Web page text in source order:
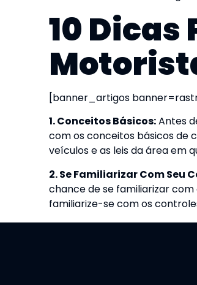
10 Dicas
[banner_artigos
1. Conceitos Básicos:Antes
com os conceitos básicos de
veículos e as leis da área em
2. Se Familiarizar Com Seu
chance de se familiarizar
familiarize-se com os
3. Certifique-se de Que Seu